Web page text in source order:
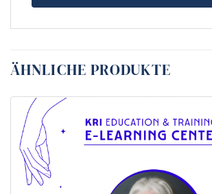
ÄHNLICHE PRODUKTE